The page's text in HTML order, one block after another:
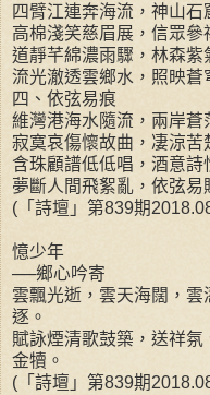
四臂江連奔海流，神山石
高棉淺笑慈眉展，信眾參
道靜芊綿濃雨驟，林森紫
流光澈透雲鄉水，照映蒼
四、依弦易痕
維灣港海水隨流，兩岸蒼
寂寞哀傷懷故曲，凄涼苦
含珠顧譜低低唱，酒意詩
夢斷人間飛絮亂，依弦易
(「詩壇」第839期
憶少年
──鄉心吟寄
雲飄光逝，雲天海闊，
逐。
賦詠煙清歌鼓築，送祥
金犢。
(「詩壇」第839期